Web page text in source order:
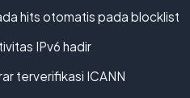
hits otomatis pada blocklist
IPv6 hadir
terverifikasi ICANN